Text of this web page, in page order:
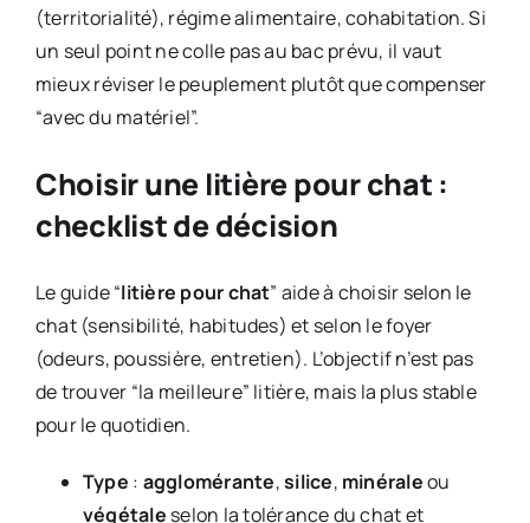
(territorialité), régime alimentaire, cohabitation. Si
un seul point ne colle pas au bac prévu, il vaut
mieux réviser le peuplement plutôt que compenser
“avec du matériel”.
Choisir une litière pour chat :
checklist de décision
Le guide “litière pour chat” aide à choisir selon le
chat (sensibilité, habitudes) et selon le foyer
(odeurs, poussière, entretien). L’objectif n’est pas
de trouver “la meilleure” litière, mais la plus stable
pour le quotidien.
Type : agglomérante,silice, minéraleou
végétale selon la tolérance du chat et